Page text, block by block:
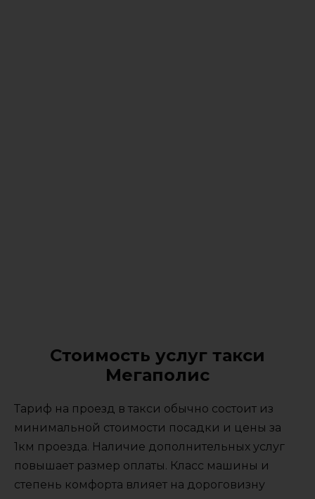
Стоимость услуг такси
Мегаполис
Тариф на проезд в такси обычно состоит из
минимальной стоимости посадки и цены за
1км проезда. Наличие дополнительных услуг
повышает размер оплаты. Класс машины и
степень комфорта влияет на дороговизну